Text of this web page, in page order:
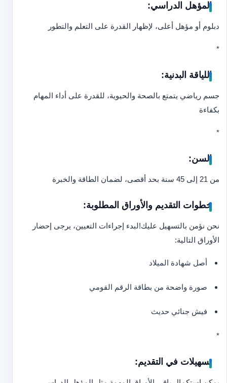
المؤهل الدراسي:
دبلوم أو مؤهل أعلى، لإظهار القدرة على التعلم والتطور
*
اللياقة البدنية:
جسم رياضي يتمتع بالصحة والحيوية، للقدرة على أداء المهام
بكفاءة
*
السن:
من 21 إلى 45 سنة بحد أقصى، لضمان الطاقة والخبرة
خطوات التقديم والأوراق المطلوبة:
نحن نؤمن بالتسهيل عليك!لبدء إجراءات التعيين، يرجى إحضار
الأوراق التالية:
أصل شهادة الميلاد
صورة واضحة من بطاقة الرقم القومي
فيش جنائي حديث
*
تسهيلات في التقديم: